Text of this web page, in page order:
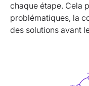
chaque étape. Cela
problématiques, la
des solutions avant